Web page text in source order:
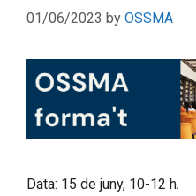
01/06/2023 by OSSMA
Data: 15 de juny, 10-12 h.